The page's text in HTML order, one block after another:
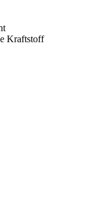
Kraftstoff